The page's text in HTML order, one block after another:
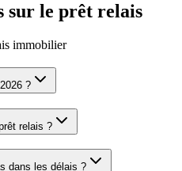
sur le prêt relais
immobilier
?
relais ?
dans les délais ?